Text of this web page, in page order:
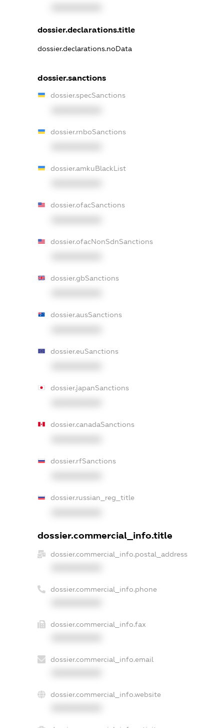
dossier.declarations.title
dossier.declarations.noData
dossier.sanctions
dossier.specSanctions
dossier.rnboSanctions
dossier.amkuBlackList
dossier.ofacSanctions
dossier.ofacNonSdnSanctions
dossier.gbSanctions
dossier.ausSanctions
dossier.euSanctions
dossier.japanSanctions
dossier.canadaSanctions
dossier.rfSanctions
dossier.russian_reg_title
dossier.commercial_info.title
dossier.commercial_info.postal_address
dossier.commercial_info.phone
dossier.commercial_info.fax
dossier.commercial_info.email
dossier.commercial_info.website